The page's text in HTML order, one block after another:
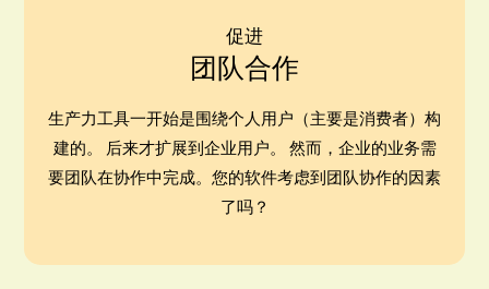
促进
团队合作
生产力工具一开始是围绕个人用户（主要是消费者）构
建的。 后来才扩展到企业用户。 然而，企业的业务需
要团队在协作中完成。您的软件考虑到团队协作的因素
了吗？